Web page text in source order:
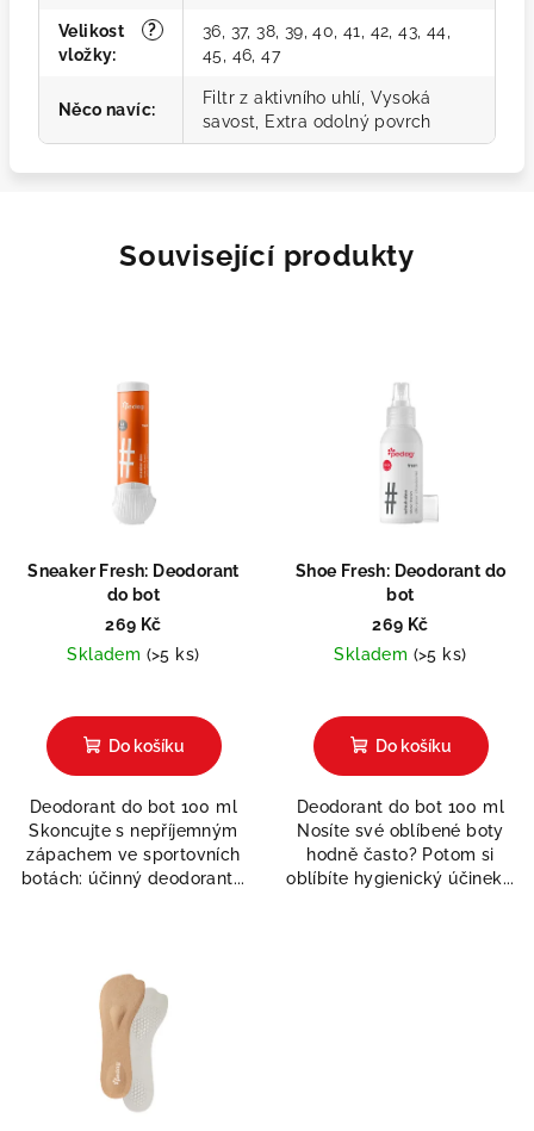
?
Velikost
vložky:
36, 37, 38, 39, 40, 41, 42, 43, 44,
45, 46, 47
Něco navíc:
Filtr z aktivního uhlí, Vysoká
savost, Extra odolný povrch
Související produkty
Sneaker Fresh: Deodorant
do bot
269 Kč
Skladem (>5 ks)
hodnocení
produktu
z
5
hvězdiček.
Do košíku
Deodorant do bot 100 ml
Skoncujte s nepříjemným
zápachem ve sportovních
botách: účinný deodorant...
Shoe Fresh: Deodorant do
bot
269 Kč
Skladem (>5 ks)
Do košíku
Deodorant do bot 100 ml
Nosíte své oblíbené boty
hodně často? Potom si
oblíbíte hygienický účinek...